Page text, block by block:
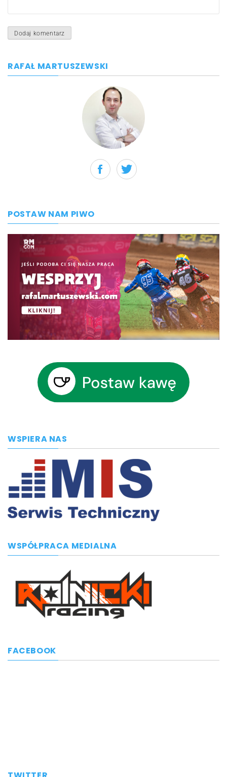
RAFAŁ MARTUSZEWSKI
POSTAW NAM PIWO
WSPIERA NAS
WSPÓŁPRACA MEDIALNA
FACEBOOK